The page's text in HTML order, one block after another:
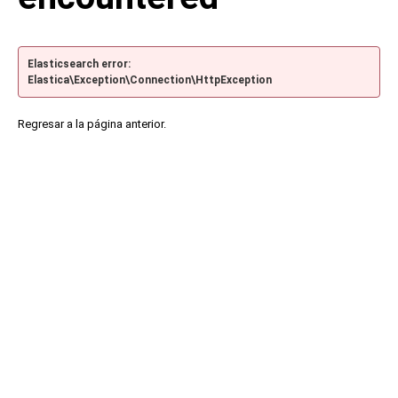
Elasticsearch error:
Elastica\Exception\Connection\HttpException
Regresar a la página anterior.